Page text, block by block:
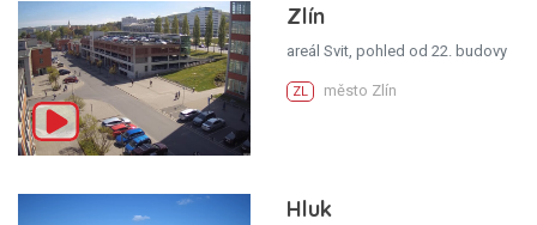
Zlín
areál Svit, pohled od 22. budovy
ZL město Zlín
Hluk